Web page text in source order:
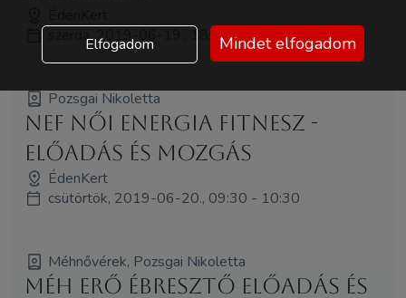
szerda, 2019-06-19., 18:00 - 19:00
Pozsgai Nikoletta
NEF Női Energia Fitnesz -
Előadás és Mozgás
ÉdenKert
csütörtök, 2019-06-20., 09:30 - 10:30
Méhnővérek, Pozsgai Nikoletta
Méh Erő Ébresztő előadás és
Elfogadom Mindet elfogadom